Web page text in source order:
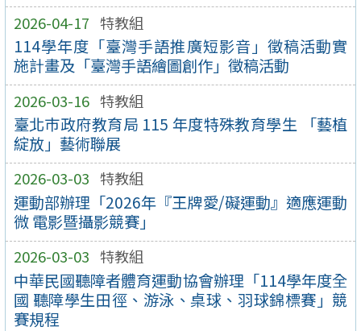
2026-04-17 特教組
114學年度「臺灣手語推廣短影音」徵稿活動實
施計畫及「臺灣手語繪圖創作」徵稿活動
2026-03-16 特教組
臺北巿政府教育局 115 年度特殊教育學生 「藝植
綻放」藝術聯展
2026-03-03 特教組
運動部辦理「2026年『王牌愛/礙運動』適應運動
微 電影暨攝影競賽」
2026-03-03 特教組
中華民國聽障者體育運動協會辦理「114學年度全
國 聽障學生田徑、游泳、桌球、羽球錦標賽」競
賽規程